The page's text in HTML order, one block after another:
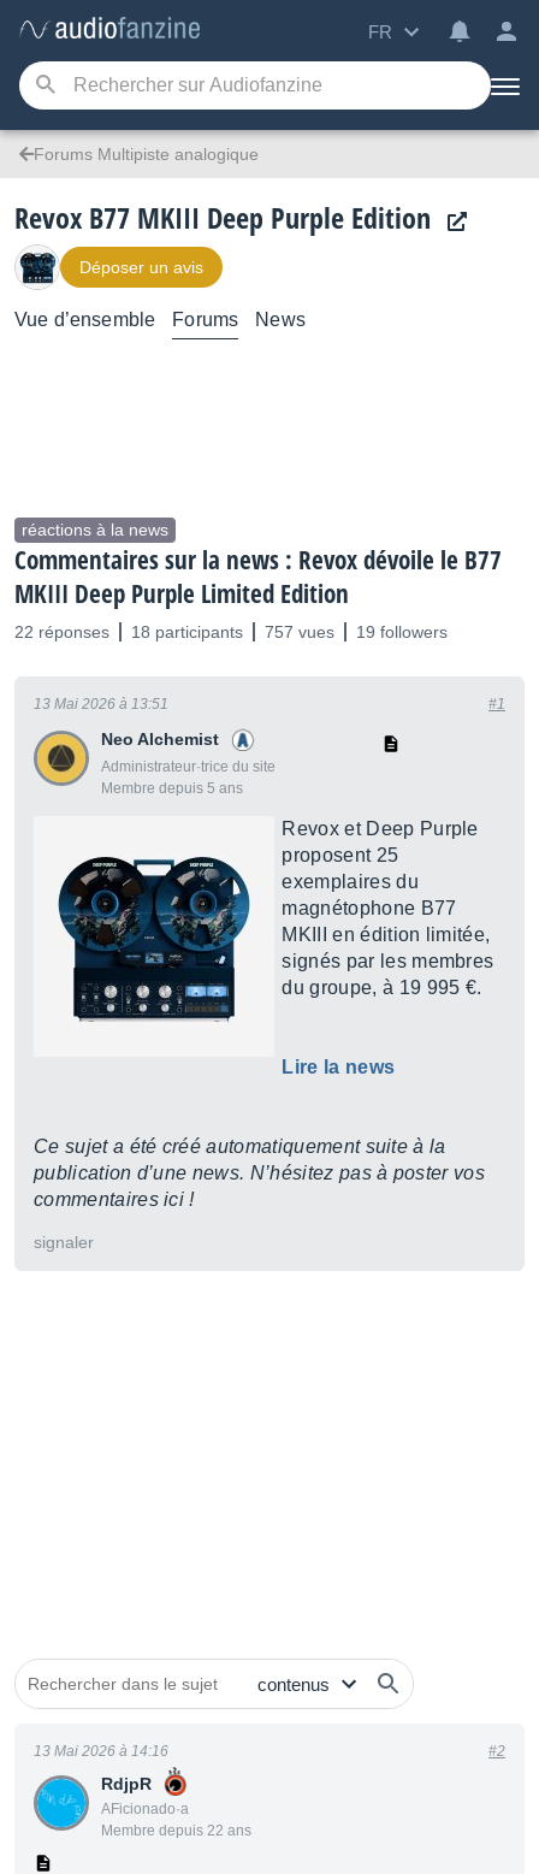
FR
Forums Multipiste analogique
Revox B77 MKIII Deep Purple Edition
Déposer un avis
Vue d’ensemble Forums News
réactions à la news
Commentaires sur la news : Revox dévoile le B77
MKIII Deep Purple Limited Edition
22 réponses 18 participants 757 vues 19 followers
Neo Alchemist
Administrateur·trice du site
Membre depuis 5 ans
13 Mai 2026 à 13:51 #1
Revox et Deep Purple
proposent 25
exemplaires du
magnétophone B77
MKIII en édition limitée,
signés par les membres
du groupe, à 19 995 €.
Lire la news
Ce sujet a été créé automatiquement suite à la
publication d’une news. N’hésitez pas à poster vos
commentaires ici !
signaler
RdjpR
AFicionado·a
Membre depuis 22 ans
13 Mai 2026 à 14:16 #2